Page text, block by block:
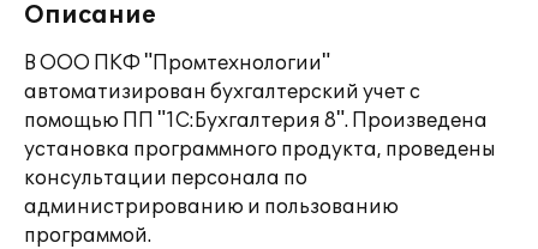
Описание
В ООО ПКФ "Промтехнологии"
автоматизирован бухгалтерский учет с
помощью ПП "1С:Бухгалтерия 8". Произведена
установка программного продукта, проведены
консультации персонала по
администрированию и пользованию
программой.